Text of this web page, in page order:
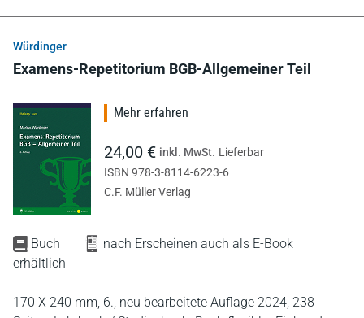
Würdinger
Examens-Repetitorium BGB-Allgemeiner Teil
Buch
nach Erscheinen auch als E-Book
erhältlich
170 X 240 mm, 6., neu bearbeitete Auflage 2024, 238
Mehr erfahren
24,00 € inkl. MwSt. Lieferbar
ISBN 978-3-8114-6223-6
C.F. Müller Verlag